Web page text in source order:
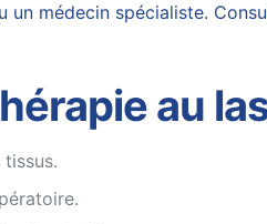
médecin spécialiste.
au